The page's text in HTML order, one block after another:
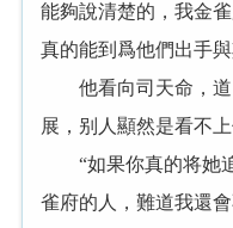
能夠說清楚的，我金
真的能到爲他們出手
他看向司天命，道
展，别人顯然是看不
“如果你真的将她追
雀府的人，難道我還